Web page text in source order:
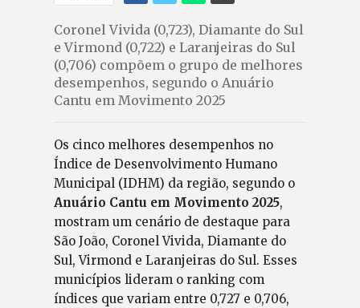
Coronel Vivida (0,723), Diamante do Sul
e Virmond (0,722) e Laranjeiras do Sul
(0,706) compõem o grupo de melhores
desempenhos, segundo o Anuário
Cantu em Movimento 2025
Os cinco melhores desempenhos no
Índice de Desenvolvimento Humano
Municipal (IDHM) da região, segundo o
Anuário Cantu em Movimento 2025,
mostram um cenário de destaque para
São João, Coronel Vivida, Diamante do
Sul, Virmond e Laranjeiras do Sul. Esses
municípios lideram o ranking com
índices que variam entre 0,727 e 0,706,